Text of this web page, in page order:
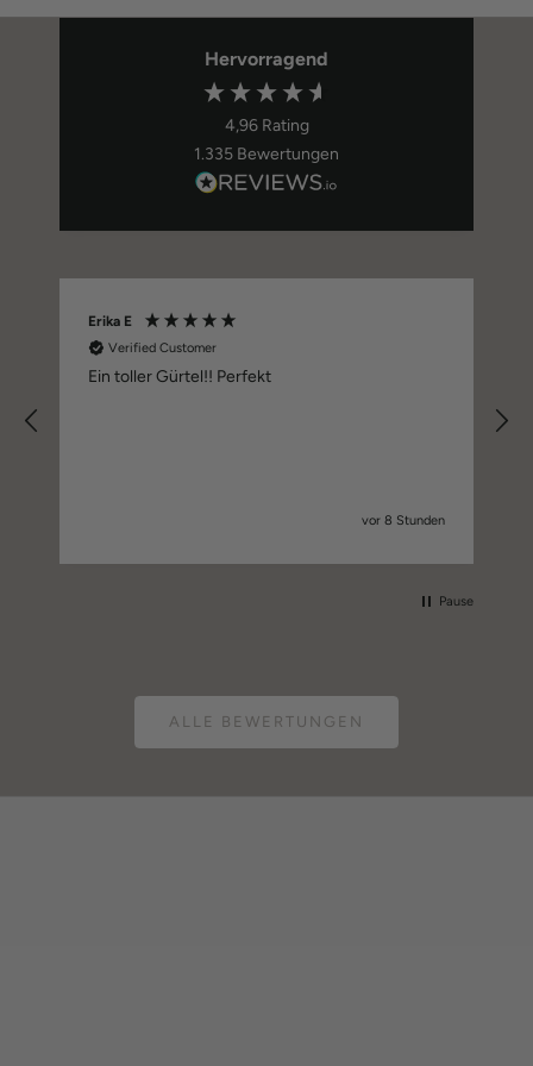
Hervorragend
4,96 Rating
1.335 Bewertungen
Erika E
Verified Customer
Ein toller Gürtel!! Perfekt
vor 8 Stunden
Pause
ALLE BEWERTUNGEN